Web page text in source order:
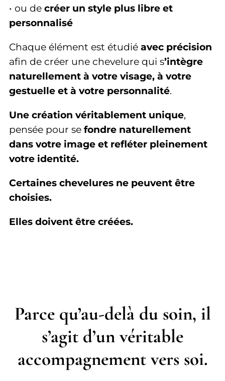
• ou de créer un style plus libre et
personnalisé
Chaque élément est étudié avec précision
afin de créer une chevelure qui s’intègre
naturellement à votre visage, à votre
gestuelle et à votre personnalité.
Une création véritablement unique,
pensée pour se fondre naturellement
dans votre image et refléter pleinement
votre identité.
Certaines chevelures ne peuvent être
choisies.
Elles doivent être créées.
Parce qu’au-delà du soin, il
s’agit d’un véritable
accompagnement vers soi.